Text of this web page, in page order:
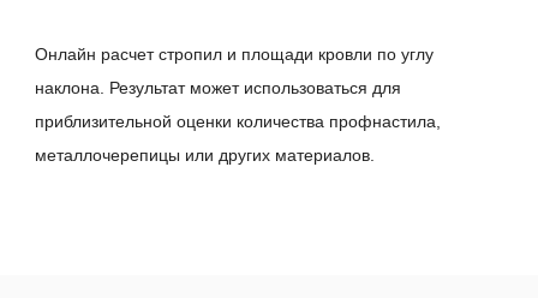
Онлайн расчет стропил и площади кровли по углу
наклона. Результат может использоваться для
приблизительной оценки количества профнастила,
металлочерепицы или других материалов.